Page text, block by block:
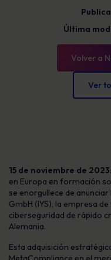
Última
Volver a
Ver
15 de noviembre de 2023:
en Europa en formación
se enorgullece de anunciar
GmbH (IYS), la empresa
ciberseguridad de rápido
Alemania.
Esta adquisición